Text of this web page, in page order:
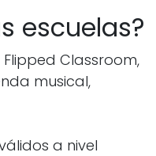
escuelas?
Classroom,
musical,
a nivel